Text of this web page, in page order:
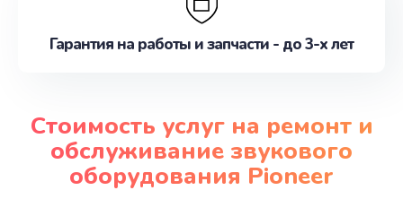
Гарантия на работы и запчасти - до 3-х лет
Стоимость услуг на ремонт и
обслуживание звукового
оборудования Pioneer